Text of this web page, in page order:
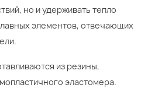
но и удерживать тепло
элементов, отвечающих
из резины,
эластомера.